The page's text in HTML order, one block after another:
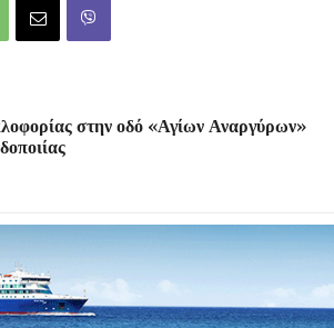
στην οδό «Αγίων Αναργύρων»